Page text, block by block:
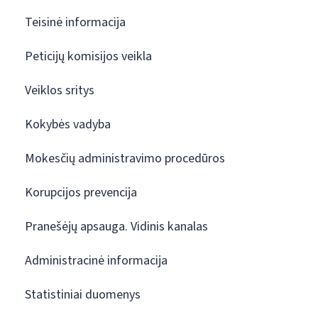
Teisinė informacija
Peticijų komisijos veikla
Veiklos sritys
Kokybės vadyba
Mokesčių administravimo procedūros
Korupcijos prevencija
Pranešėjų apsauga. Vidinis kanalas
Administracinė informacija
Statistiniai duomenys